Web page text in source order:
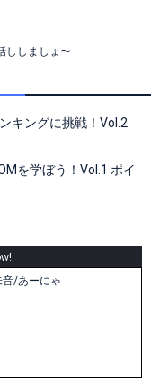
ししましょ〜
キングに挑戦！Vol.2
を学ぼう！Vol.1 ポイ
音/あーにゃ